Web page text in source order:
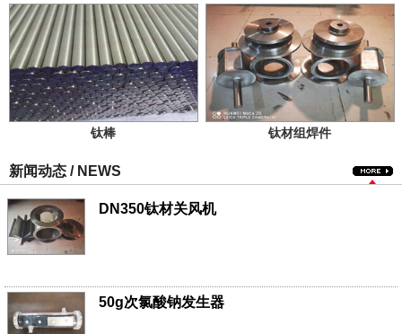
钛棒 钛材组焊件
新闻动态 / NEWS
DN350钛材关风机
50g次氯酸钠发生器